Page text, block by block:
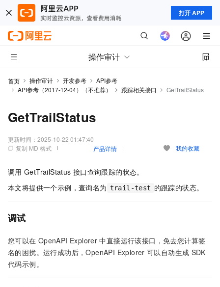
打开 APP
操作审计
首页 操作审计 开发参考
API参考
API参考（2017-12-04）（不推荐）
跟踪相关接口 GetTrailStatus
GetTrailStatus
更新时间： 2025-10-22 01:47:40
复制 MD 格式
产品详情 我的收藏
调用 GetTrailStatus 接口查询跟踪的状态。
本文将提供一个示例，查询名为 trail-test 的跟踪的状态。
调试
您可以在 OpenAPI Explorer 中直接运行该接口，免去您计算签
名的困扰。运行成功后，OpenAPI Explorer 可以自动生成 SDK
代码示例。